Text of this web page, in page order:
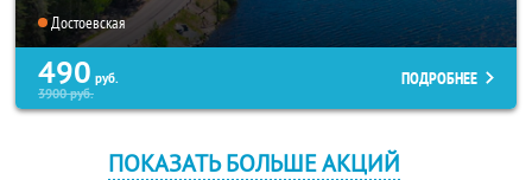
Достоевская
490 руб.
3900руб.
ПОДРОБНЕЕ
ПОКАЗАТЬ БОЛЬШЕ АКЦИЙ